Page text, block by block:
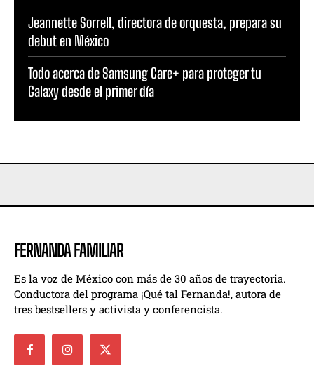
Jeannette Sorrell, directora de orquesta, prepara su
debut en México
Todo acerca de Samsung Care+ para proteger tu
Galaxy desde el primer día
FERNANDA FAMILIAR
Es la voz de México con más de 30 años de trayectoria.
Conductora del programa ¡Qué tal Fernanda!, autora de
tres bestsellers y activista y conferencista.